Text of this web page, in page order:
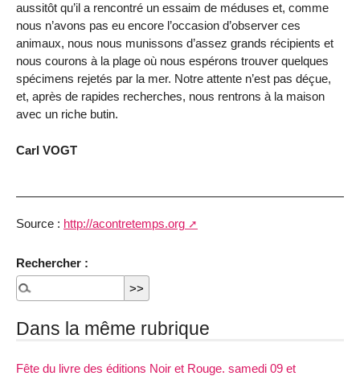
aussitôt qu’il a rencontré un essaim de méduses et, comme
nous n’avons pas eu encore l’occasion d’observer ces
animaux, nous nous munissons d’assez grands récipients et
nous courons à la plage où nous espérons trouver quelques
spécimens rejetés par la mer. Notre attente n’est pas déçue,
et, après de rapides recherches, nous rentrons à la maison
avec un riche butin.
Carl VOGT
Source : http://acontretemps.org
Rechercher :
Dans la même rubrique
Fête du livre des éditions Noir et Rouge. samedi 09 et